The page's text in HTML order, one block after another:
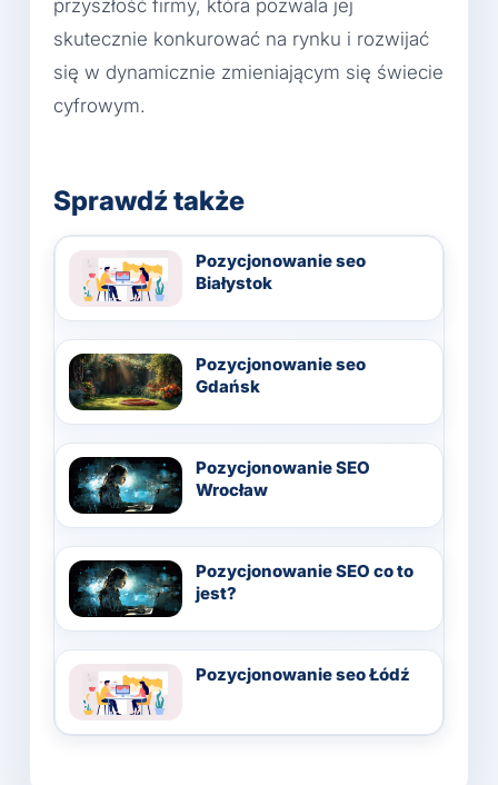
przyszłość firmy, która pozwala jej
skutecznie konkurować na rynku i rozwijać
się w dynamicznie zmieniającym się świecie
cyfrowym.
Sprawdź także
Pozycjonowanie seo
Białystok
Pozycjonowanie seo
Gdańsk
Pozycjonowanie SEO
Wrocław
Pozycjonowanie SEO co to
jest?
Pozycjonowanie seo Łódź